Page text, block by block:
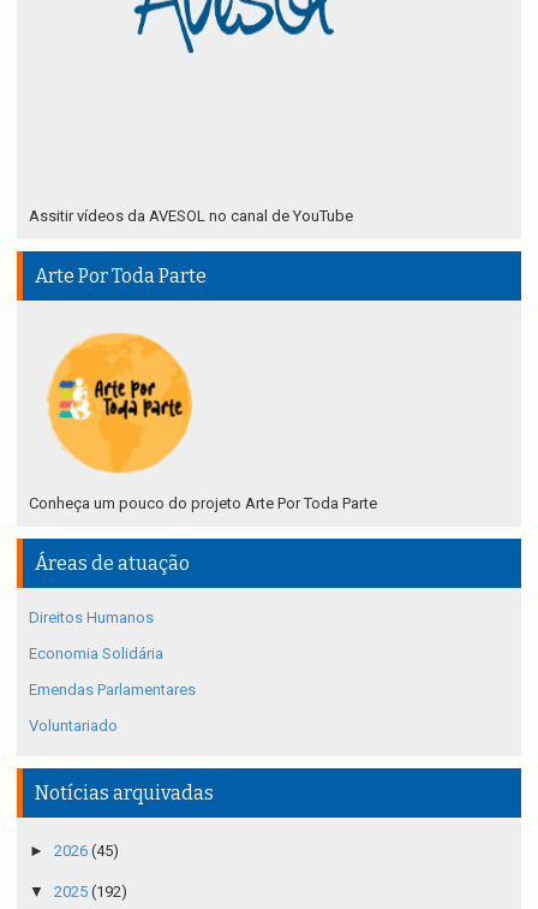
Assitir vídeos da AVESOL no canal de YouTube
Arte Por Toda Parte
Conheça um pouco do projeto Arte Por Toda Parte
Áreas de atuação
Direitos Humanos
Economia Solidária
Emendas Parlamentares
Voluntariado
Notícias arquivadas
► 2026 (45)
▼ 2025 (192)